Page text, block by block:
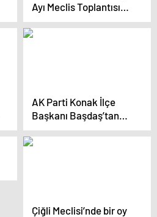
Ayı Meclis Toplantısı
Yapıldı
AK Parti Konak İlçe
Başkanı Başdaş’tan
çağrı “Konak
Belediyesi’nin borç
Çiğli Meclisi’nde bir oy